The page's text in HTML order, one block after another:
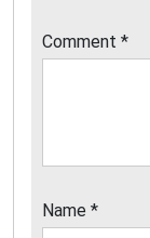
Comment *
Name *